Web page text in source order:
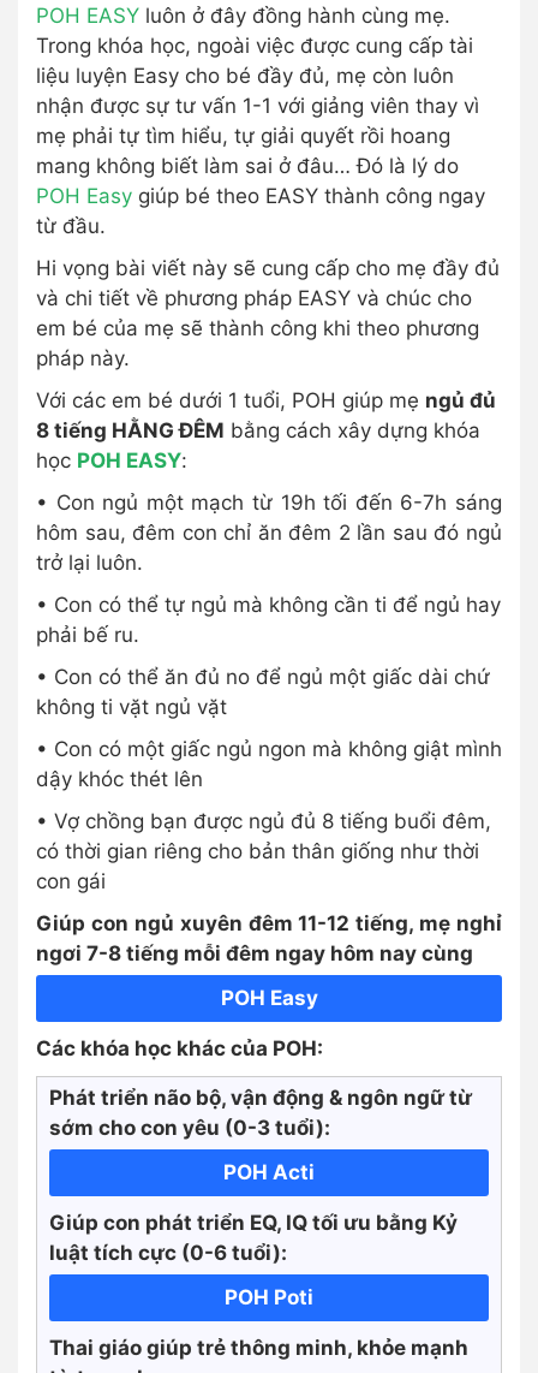
POH EASY luôn ở đây đồng hành cùng mẹ.
Trong khóa học, ngoài việc được cung cấp tài
liệu luyện Easy cho bé đầy đủ, mẹ còn luôn
nhận được sự tư vấn 1-1 với giảng viên thay vì
mẹ phải tự tìm hiểu, tự giải quyết rồi hoang
mang không biết làm sai ở đâu… Đó là lý do
POH Easy giúp bé theo EASY thành công ngay
từ đầu.
Hi vọng bài viết này sẽ cung cấp cho mẹ đầy đủ
và chi tiết về phương pháp EASY và chúc cho
em bé của mẹ sẽ thành công khi theo phương
pháp này.
Với các em bé dưới 1 tuổi, POH giúp mẹ ngủ đủ
8 tiếng HẰNG ĐÊM bằng cách xây dựng khóa
học POH EASY:
• Con ngủ một mạch từ 19h tối đến 6-7h sáng
hôm sau, đêm con chỉ ăn đêm 2 lần sau đó ngủ
trở lại luôn.
• Con có thể tự ngủ mà không cần ti để ngủ hay
phải bế ru.
• Con có thể ăn đủ no để ngủ một giấc dài chứ
không ti vặt ngủ vặt
• Con có một giấc ngủ ngon mà không giật mình
dậy khóc thét lên
• Vợ chồng bạn được ngủ đủ 8 tiếng buổi đêm,
có thời gian riêng cho bản thân giống như thời
con gái
Giúp con ngủ xuyên đêm 11-12 tiếng, mẹ nghỉ
ngơi 7-8 tiếng mỗi đêm ngay hôm nay cùng
POH Easy
Các khóa học khác của POH:
Phát triển não bộ, vận động & ngôn ngữ từ
sớm cho con yêu (0-3 tuổi):
POH Acti
Giúp con phát triển EQ, IQ tối ưu bằng Kỷ
luật tích cực (0-6 tuổi):
POH Poti
Thai giáo giúp trẻ thông minh, khỏe mạnh